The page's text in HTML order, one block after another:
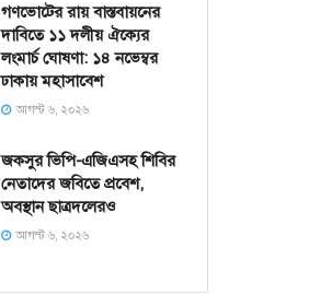
গণভোটের রায় বাস্তবায়নের
দাবিতে ১১ দলীয় ঐক্যের
লংমার্চ ঘোষণা: ১৪ নভেম্বর
ঢাকায় মহাসাবেশ
আগস্ট ৬, ২০২৬
জকসুর ভিপি-এজিএসহ শিবির
নেতাদের জবিতে প্রবেশ,
অবস্থান ছাত্রদলেরও
আগস্ট ৬, ২০২৬